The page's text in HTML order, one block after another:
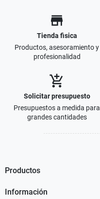
store
Tienda fisica
Productos, asesoramiento y
profesionalidad
add_shopping_cart
Solicitar presupuesto
Presupuestos a medida para
grandes cantidades
Productos
Información